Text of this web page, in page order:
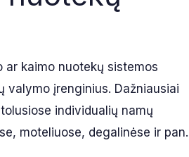
kaimo nuotekų sistemos
valymo įrenginius. Dažniausiai
individualių namų
moteliuose, degalinėse ir pan.